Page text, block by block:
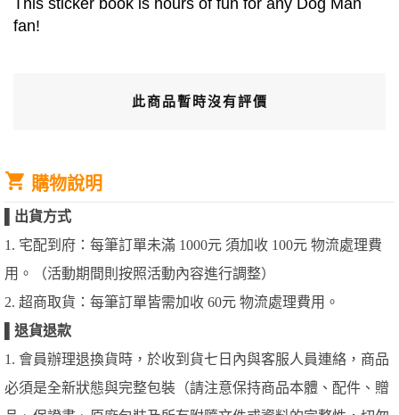
This sticker book is hours of fun for any Dog Man
fan!
此商品暫時沒有評價
購物說明
出貨方式
1. 宅配到府：每筆訂單未滿 1000元 須加收 100元 物流處理費
用。（活動期間則按照活動內容進行調整）
2. 超商取貨：每筆訂單皆需加收 60元 物流處理費用。
退貨退款
1. 會員辦理退換貨時，於收到貨七日內與客服人員連絡，商品
必須是全新狀態與完整包裝（請注意保持商品本體、配件、贈